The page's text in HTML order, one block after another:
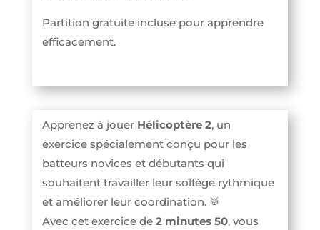
:
Partition gratuite incluse pour apprendre
efficacement.
Apprenez à jouer Hélicoptère 2, un
exercice spécialement conçu pour les
batteurs novices et débutants qui
souhaitent travailler leur solfège rythmique
et améliorer leur coordination. 🥁
Avec cet exercice de 2 minutes 50, vous